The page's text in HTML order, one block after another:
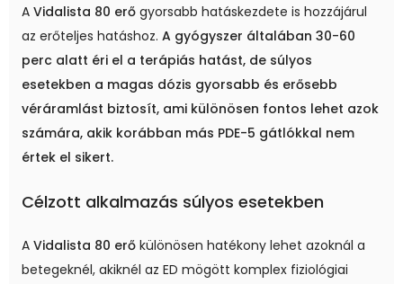
A Vidalista 80 erő gyorsabb hatáskezdete is hozzájárul
az erőteljes hatáshoz. A gyógyszer általában 30-60
perc alatt éri el a terápiás hatást, de súlyos
esetekben a magas dózis gyorsabb és erősebb
véráramlást biztosít, ami különösen fontos lehet azok
számára, akik korábban más PDE-5 gátlókkal nem
értek el sikert.
Célzott alkalmazás súlyos esetekben
A Vidalista 80 erő különösen hatékony lehet azoknál a
betegeknél, akiknél az ED mögött komplex fiziológiai